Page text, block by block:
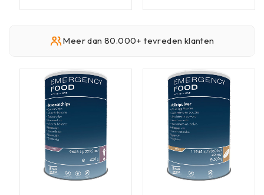
Meer dan 80.000+ tevreden klanten